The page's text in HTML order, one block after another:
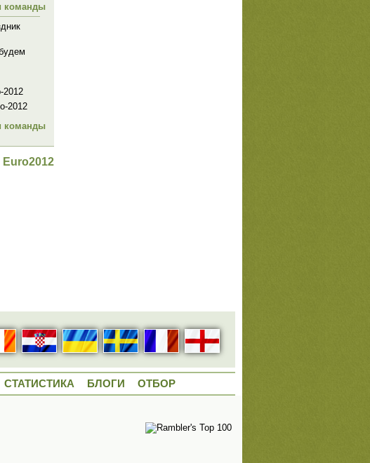
команды
2012
2012
команды
Euro2012
СТАТИСТИКА БЛОГИ ОТБОР